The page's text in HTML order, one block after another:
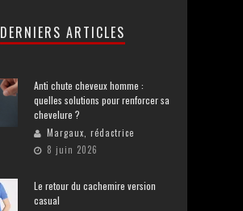
DERNIERS ARTICLES
Anti chute cheveux homme :
quelles solutions pour renforcer sa
chevelure ?
Margaux, rédactrice
8 juin 2026
Le retour du cachemire version
casual